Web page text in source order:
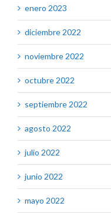
enero 2023
diciembre 2022
noviembre 2022
octubre 2022
septiembre 2022
agosto 2022
julio 2022
junio 2022
mayo 2022